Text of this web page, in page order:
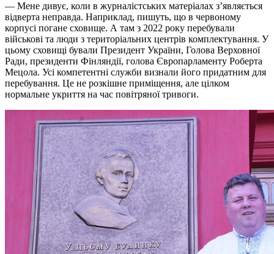
— Мене дивує, коли в журналістських матеріалах з’являється
відверта неправда. Наприклад, пишуть, що в червоному
корпусі погане сховище. А там з 2022 року перебували
військові та люди з територіальних центрів комплектування. У
цьому сховищі бували Президент України, Голова Верховної
Ради, президенти Фінляндії, голова Європарламенту Роберта
Мецола. Усі компетентні служби визнали його придатним для
перебування. Це не розкішне приміщення, але цілком
нормальне укриття на час повітряної тривоги.